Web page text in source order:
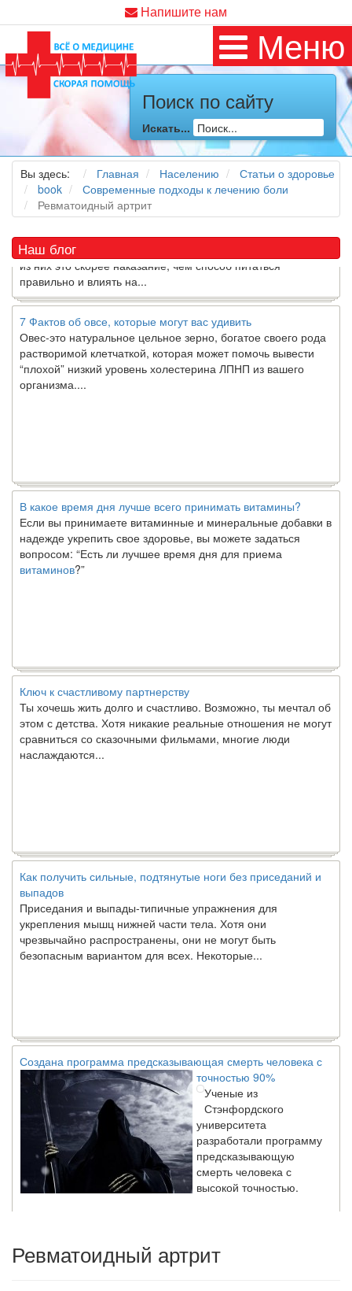
Напишите нам
Меню
Поиск по сайту
Искать...
Вы здесь: Главная Населению
Статьи о здоровье
book
Современные подходы к лечению боли
Ревматоидный артрит
Наш блог
Как я заболел во время локдауна?
Это странная ситуация: вы соблюдали все меры
предосторожности COVID-19 (вы почти все время дома),
но, тем не менее, вы каким-то образом простудились. Вы
можете задаться...
5 причин обратить внимание на средиземноморскую диету
Какдиетолог, я вижу, что многие причудливые диеты
приходят в нашужизньи быстро исчезают из нее. Многие
из них это скорее наказание, чем способ питаться
правильно и влиять на...
7 Фактов об овсе, которые могут вас удивить
Овес-это натуральное цельное зерно, богатое своего рода
растворимой клетчаткой, которая может помочь вывести
“плохой” низкий уровень холестерина ЛПНП из вашего
организма....
В какое время дня лучше всего принимать витамины?
Если вы принимаете витаминные и минеральные добавки в
надежде укрепить свое здоровье, вы можете задаться
вопросом: “Есть ли лучшее время дня для приема
витаминов ?”
Ключ к счастливому партнерству
Ты хочешь жить долго и счастливо. Возможно, ты мечтал об
этом с детства. Хотя никакие реальные отношения не могут
сравниться со сказочными фильмами, многие люди
наслаждаются...
Как получить сильные, подтянутые ноги без приседаний и
выпадов
Приседания и выпады-типичные упражнения для
укрепления мышц нижней части тела. Хотя они
чрезвычайно распространены, они не могут быть
безопасным вариантом для всех. Некоторые...
Создана программа предсказывающая смерть человека с
точностью 90%
Ученые из
Стэнфордского
университета
разработали программу
предсказывающую
смерть человека с
высокой точностью.
россиян в два раза
Глава Минздрава РФ
Ревматоидный артрит